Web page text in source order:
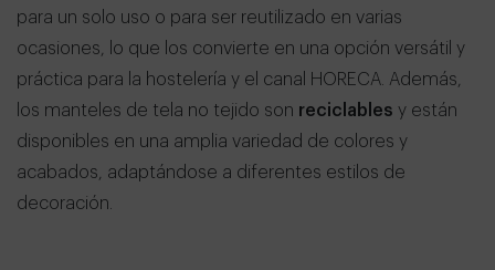
para un solo uso o para ser reutilizado en varias
ocasiones, lo que los convierte en una opción versátil y
práctica para la hostelería y el canal HORECA. Además,
los manteles de tela no tejido son reciclables y están
disponibles en una amplia variedad de colores y
acabados, adaptándose a diferentes estilos de
decoración.